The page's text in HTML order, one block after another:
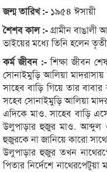
জন্ম তারিখ :- ১৯৫৪ ঈসায়ী
শৈশব কাল :-গ্রামীন
ভাইয়ের মধ্যে তিনি হলেন
কর্ম জীবন :-শিক্ষা জীবন
সোনাইমুড়ি আলিয়া
সাহেব বাড়ি গিয়ে তার
সহেব সোনাইমুড়ি আলিয়া
এদিকে মাও. সাহেব বাড়ি এসে
উলুপাড়ার হুজুর মাও. আব্দুল
হুজুরকে না জানিয়ে কারো
উলুপাড়ার হুজুর তখন
পিতার নির্দেশে